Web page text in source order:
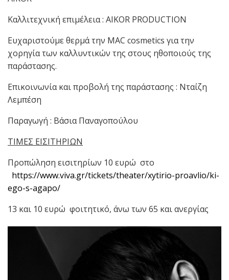
Kαλλιτεχνική επιμέλεια : ΑIKOR PRODUCTION
Ευχαριστούμε θερμά την MAC cosmetics για την
χορηγία των καλλυντικών της στους ηθοποιούς της
παράστασης.
Επικοινωνία και προβολή της παράστασης : Νταίζη
Λεμπέση
Παραγωγή : Βάσια Παναγοπούλου
ΤΙΜΕΣ ΕΙΣΙΤΗΡΙΩΝ
Προπώληση εισιτηρίων 10 ευρώ στο
https://www.viva.gr/tickets/theater/xytirio-proavlio/ki-
ego-s-agapo/
13 και 10 ευρώ φοιτητικό, άνω των 65 και ανεργίας